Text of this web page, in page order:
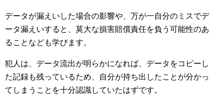
データが漏えいした場合の影響や、万が一自分のミスでデ
ータ漏えいすると、莫大な損害賠償責任を負う可能性のあ
ることなども学びます。
犯人は、データ流出が明らかになれば、データをコピーし
た記録も残っているため、自分が持ち出したことが分かっ
てしまうことを十分認識していたはずです。